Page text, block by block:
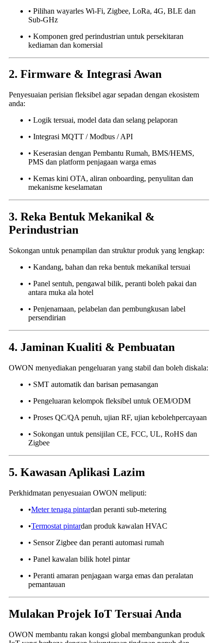
• Pilihan wayarles Wi-Fi, Zigbee, LoRa, 4G, BLE dan
Sub-GHz
• Komponen gred perindustrian untuk persekitaran
kediaman dan komersial
2. Firmware & Integrasi Awan
Penyesuaian perisian fleksibel agar sepadan dengan ekosistem
anda:
• Logik tersuai, model data dan selang pelaporan
• Integrasi MQTT / Modbus / API
• Keserasian dengan Pembantu Rumah, BMS/HEMS,
PMS dan platform penjagaan warga emas
• Kemas kini OTA, aliran onboarding, penyulitan dan
mekanisme keselamatan
3. Reka Bentuk Mekanikal &
Perindustrian
Sokongan untuk penampilan dan struktur produk yang lengkap:
• Kandang, bahan dan reka bentuk mekanikal tersuai
• Panel sentuh, pengawal bilik, peranti boleh pakai dan
antara muka ala hotel
• Penjenamaan, pelabelan dan pembungkusan label
persendirian
4. Jaminan Kualiti & Pembuatan
OWON menyediakan pengeluaran yang stabil dan boleh diskala:
• SMT automatik dan barisan pemasangan
• Pengeluaran kelompok fleksibel untuk OEM/ODM
• Proses QC/QA penuh, ujian RF, ujian kebolehpercayaan
• Sokongan untuk pensijilan CE, FCC, UL, RoHS dan
Zigbee
5. Kawasan Aplikasi Lazim
Perkhidmatan penyesuaian OWON meliputi:
•Meter tenaga pintardan peranti sub-metering
•Termostat pintardan produk kawalan HVAC
• Sensor Zigbee dan peranti automasi rumah
• Panel kawalan bilik hotel pintar
• Peranti amaran penjagaan warga emas dan peralatan
pemantauan
Mulakan Projek IoT Tersuai Anda
OWON membantu rakan kongsi global membangunkan produk